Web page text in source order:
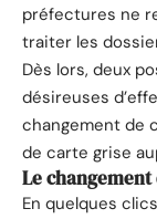
préfectures ne
traiter les
Dès lors, deux
désireuses
changement de
de carte grise
Le
En quelques